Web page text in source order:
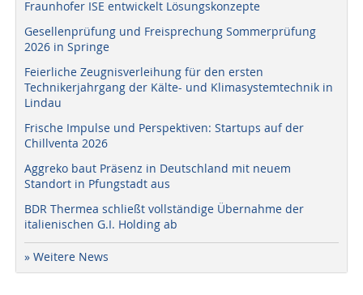
Fraunhofer ISE entwickelt Lösungskonzepte
Gesellenprüfung und Freisprechung Sommerprüfung
2026 in Springe
Feierliche Zeugnisverleihung für den ersten
Technikerjahrgang der Kälte- und Klimasystemtechnik in
Lindau
Frische Impulse und Perspektiven: Startups auf der
Chillventa 2026
Aggreko baut Präsenz in Deutschland mit neuem
Standort in Pfungstadt aus
BDR Thermea schließt vollständige Übernahme der
italienischen G.I. Holding ab
» Weitere News